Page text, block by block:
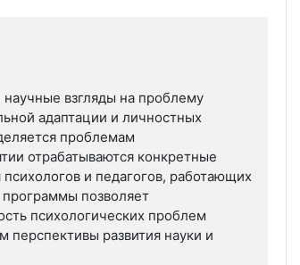
взгляды на проблему
адаптации и личностных
проблемам
отрабатываются конкретные
и педагогов, работающих
позволяет
психологических проблем
перспективы развития науки и